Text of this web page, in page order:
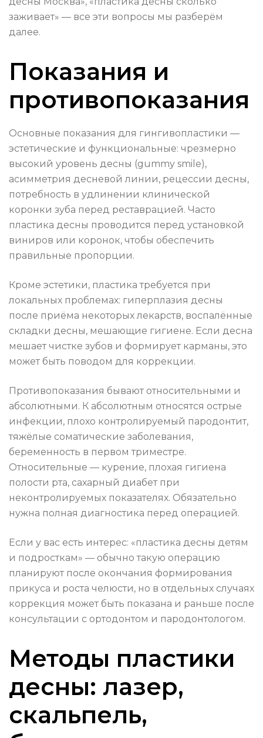
заживает» — все эти вопросы мы разберём
далее.
Показания и
противопоказания
Основные показания для гингивопластики —
эстетические и функциональные: чрезмерно
высокий уровень десны (gummy smile),
асимметрия десневой линии, рецессии десны,
потребность в удлинении клинической
коронки зуба перед реставрацией. Часто
пластика десны проводится перед установкой
виниров или коронок, чтобы обеспечить
правильные пропорции.
Кроме эстетики, пластика требуется при
локальных проблемах: гиперплазия десны
после приёма некоторых лекарств, воспалённые
складки десны, мешающие гигиене. Если десна
мешает чистке зубов и формирует карманы, это
может быть поводом для коррекции.
Противопоказания бывают относительными и
абсолютными. К абсолютным относятся острые
инфекции, плохо контролируемый пародонтит,
тяжёлые соматические заболевания,
беременность в первом триместре.
Относительные — курение, плохая гигиена
полости рта, сахарный диабет при
неконтролируемых показателях. Обязательно
нужна полная диагностика перед операцией.
Если у вас есть интерес: «пластика десны детям
и подросткам» — обычно такую операцию
планируют после окончания формирования
прикуса и роста челюсти, но в отдельных случаях
коррекция может быть показана и раньше после
консультации с ортодонтом и пародонтологом.
Методы пластики
десны: лазер,
скальпель,